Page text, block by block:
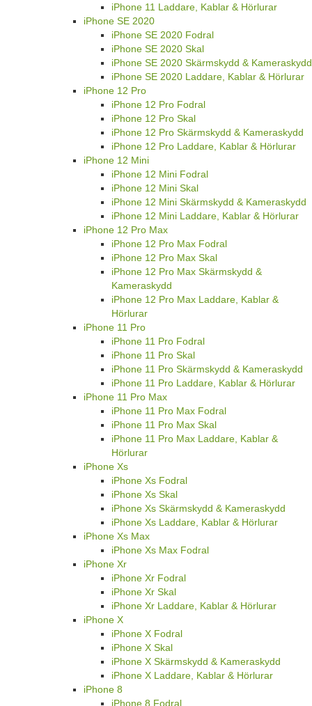
iPhone 11 Laddare, Kablar & Hörlurar
iPhone SE 2020
iPhone SE 2020 Fodral
iPhone SE 2020 Skal
iPhone SE 2020 Skärmskydd & Kameraskydd
iPhone SE 2020 Laddare, Kablar & Hörlurar
iPhone 12 Pro
iPhone 12 Pro Fodral
iPhone 12 Pro Skal
iPhone 12 Pro Skärmskydd & Kameraskydd
iPhone 12 Pro Laddare, Kablar & Hörlurar
iPhone 12 Mini
iPhone 12 Mini Fodral
iPhone 12 Mini Skal
iPhone 12 Mini Skärmskydd & Kameraskydd
iPhone 12 Mini Laddare, Kablar & Hörlurar
iPhone 12 Pro Max
iPhone 12 Pro Max Fodral
iPhone 12 Pro Max Skal
iPhone 12 Pro Max Skärmskydd &
Kameraskydd
iPhone 12 Pro Max Laddare, Kablar &
Hörlurar
iPhone 11 Pro
iPhone 11 Pro Fodral
iPhone 11 Pro Skal
iPhone 11 Pro Skärmskydd & Kameraskydd
iPhone 11 Pro Laddare, Kablar & Hörlurar
iPhone 11 Pro Max
iPhone 11 Pro Max Fodral
iPhone 11 Pro Max Skal
iPhone 11 Pro Max Laddare, Kablar &
Hörlurar
iPhone Xs
iPhone Xs Fodral
iPhone Xs Skal
iPhone Xs Skärmskydd & Kameraskydd
iPhone Xs Laddare, Kablar & Hörlurar
iPhone Xs Max
iPhone Xs Max Fodral
iPhone Xr
iPhone Xr Fodral
iPhone Xr Skal
iPhone Xr Laddare, Kablar & Hörlurar
iPhone X
iPhone X Fodral
iPhone X Skal
iPhone X Skärmskydd & Kameraskydd
iPhone X Laddare, Kablar & Hörlurar
iPhone 8
iPhone 8 Fodral